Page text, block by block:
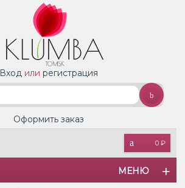
Вход или регистрация
0 ₽
Оформить заказ
МЕНЮ